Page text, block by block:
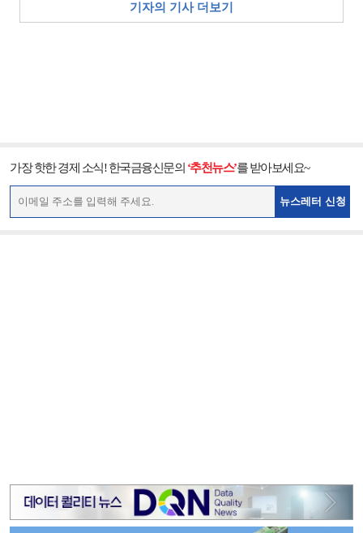
기자의 기사 더보기
가장 핫한 경제 소식! 한국금융신문의 ‘추천뉴스’를 받아보세요~
뉴스레터 신청